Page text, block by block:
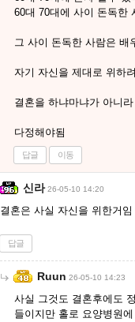
60대 70대에 사이 돈독한
그 사이 돈독한 사람은 배
자기 자신을 제대로 위하
결혼을 하냐마냐가 아니라
다정해야됨
답글 이동
신라 26-05-10 14:20
결혼은 사실 자신을 위한거
답글
Ruun 26-05-10 14:23
사실 그것도 결혼후에도
들이지만 홀로 요양병원